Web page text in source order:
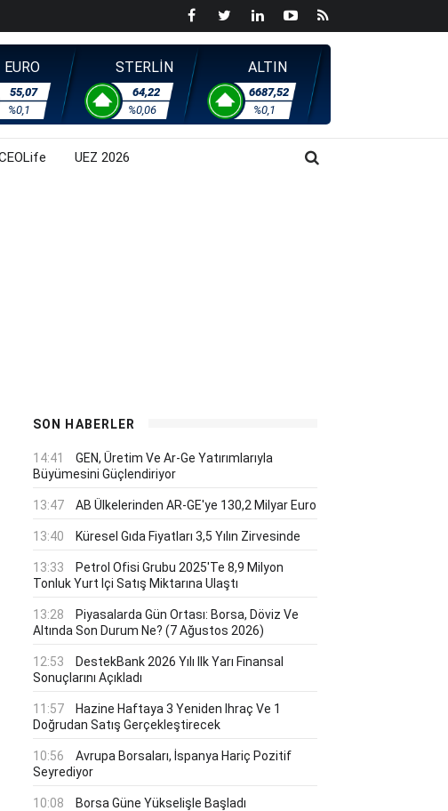
EURO
55,07
%0,1
STERLİN
64,22
%0,06
ALTIN
6687,52
%0,1
UEZ 2026
SON HABERLER
14:41
GEN, Üretim Ve Ar-Ge Yatırımlarıyla
Büyümesini Güçlendiriyor
13:47 AB Ülkelerinden AR-GE'ye 130,2 Milyar Euro
13:40 Küresel Gıda Fiyatları 3,5 Yılın Zirvesinde
13:33
Petrol Ofisi Grubu 2025'te 8,9 Milyon
Tonluk Yurt Içi Satış Miktarına Ulaştı
13:28
Piyasalarda Gün Ortası: Borsa, Döviz Ve
Altında Son Durum Ne? (7 Ağustos 2026)
12:53
DestekBank 2026 Yılı Ilk Yarı Finansal
Sonuçlarını Açıkladı
11:57
Hazine Haftaya 3 Yeniden Ihraç Ve 1
Doğrudan Satış Gerçekleştirecek
10:56
Avrupa Borsaları, İspanya Hariç Pozitif
Seyrediyor
10:08 Borsa Güne Yükselişle Başladı